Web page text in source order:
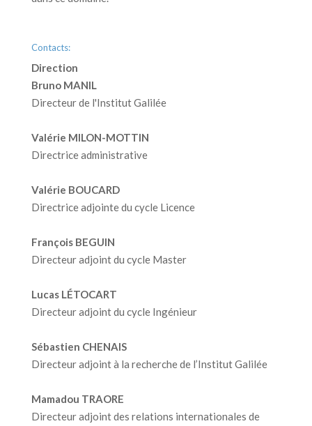
Contacts:
Direction
Bruno MANIL
Directeur de l'Institut Galilée
Valérie MILON-MOTTIN
Directrice administrative
Valérie BOUCARD
Directrice adjointe du cycle Licence
François BEGUIN
Directeur adjoint du cycle Master
Lucas LÉTOCART
Directeur adjoint du cycle Ingénieur
Sébastien CHENAIS
Directeur adjoint à la recherche de l’Institut Galilée
Mamadou TRAORE
Directeur adjoint des relations internationales de